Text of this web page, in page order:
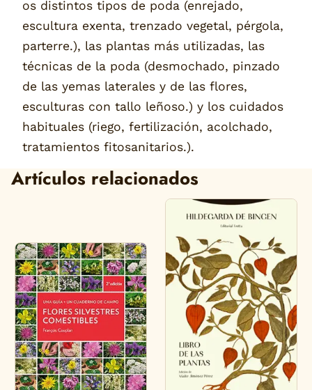
os distintos tipos de poda (enrejado,
escultura exenta, trenzado vegetal, pérgola,
parterre.), las plantas más utilizadas, las
técnicas de la poda (desmochado, pinzado
de las yemas laterales y de las flores,
esculturas con tallo leñoso.) y los cuidados
habituales (riego, fertilización, acolchado,
tratamientos fitosanitarios.).
Artículos relacionados